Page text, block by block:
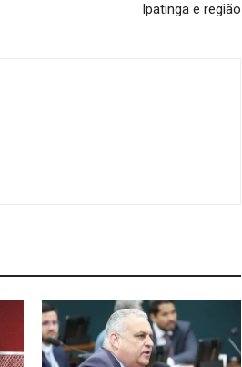
Ipatinga e região